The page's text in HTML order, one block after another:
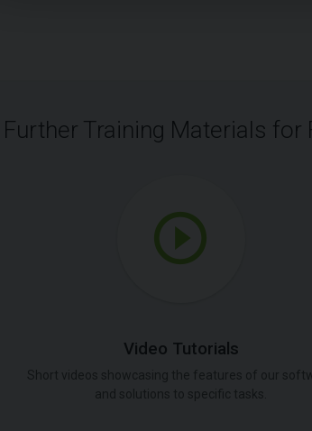
Further Training Materials for
Video Tutorials